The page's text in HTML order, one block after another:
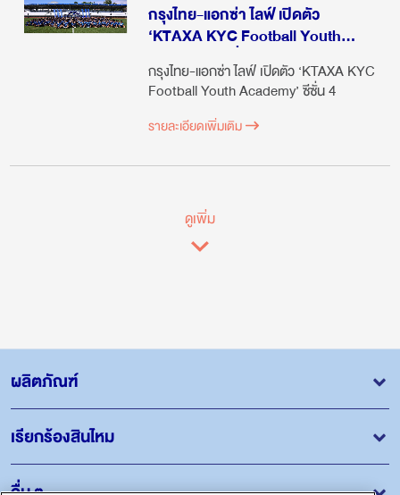
กรุงไทย-แอกซ่า ไลฟ์ เปิดตัว
‘KTAXA KYC Football Youth
Academy’ ซีซั่น 4
กรุงไทย-แอกซ่า ไลฟ์ เปิดตัว ‘KTAXA KYC
Football Youth Academy’ ซีซั่น 4
รายละเอียดเพิ่มเติม
ดูเพิ่ม
ผลิตภัณฑ์
เรียกร้องสินไหม